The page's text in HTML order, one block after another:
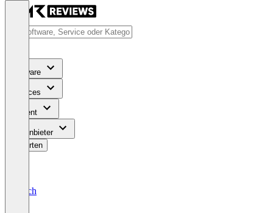
Software
Services
Content
Für Anbieter
Bewerten
Deutsch